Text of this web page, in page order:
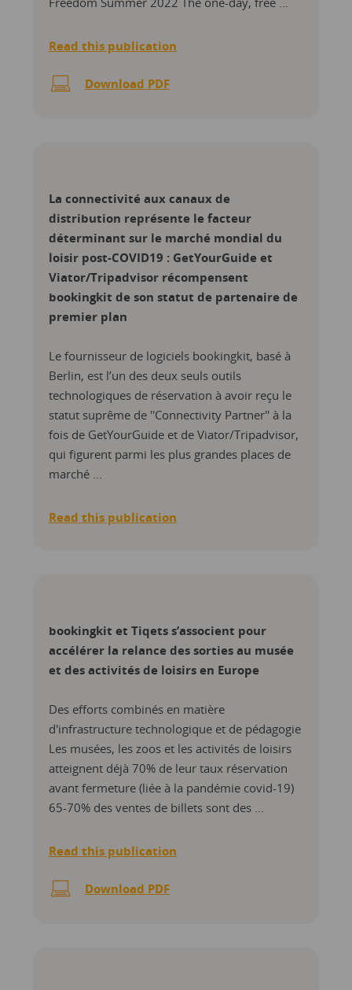
Read this publication
Download PDF
La connectivité aux canaux de
distribution représente le facteur
déterminant sur le marché mondial du
loisir post-COVID19 : GetYourGuide et
Viator/Tripadvisor récompensent
bookingkit de son statut de partenaire de
premier plan
Le fournisseur de logiciels bookingkit, basé à
Berlin, est l’un des deux seuls outils
technologiques de réservation à avoir reçu le
statut suprême de ''Connectivity Partner'' à la
fois de GetYourGuide et de Viator/Tripadvisor,
qui figurent parmi les plus grandes places de
marché ...
Read this publication
bookingkit et Tiqets s’associent pour
accélérer la relance des sorties au musée
et des activités de loisirs en Europe
Des efforts combinés en matière
d'infrastructure technologique et de pédagogie
Les musées, les zoos et les activités de loisirs
atteignent déjà 70% de leur taux réservation
avant fermeture (liée à la pandémie covid-19)
65-70% des ventes de billets sont des ...
Read this publication
Download PDF